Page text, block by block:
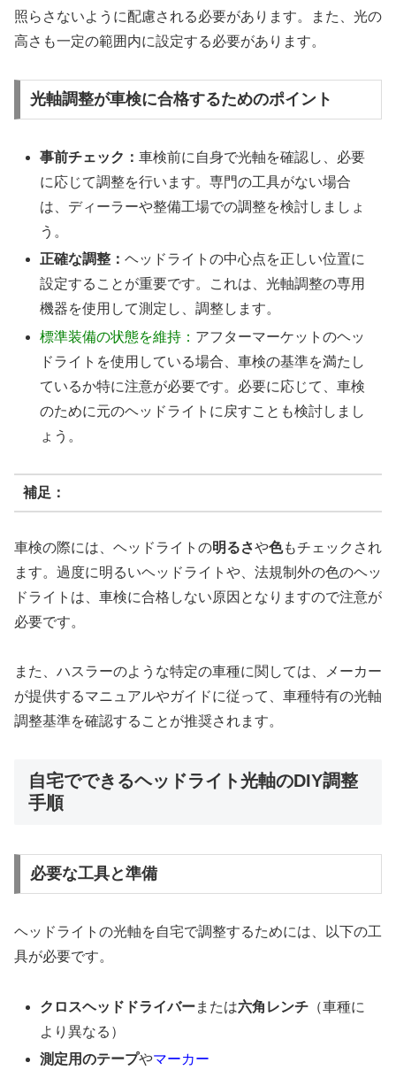
照らさないように配慮される必要があります。また、光の
高さも一定の範囲内に設定する必要があります。
光軸調整が車検に合格するためのポイント
事前チェック：車検前に自身で光軸を確認し、必要
に応じて調整を行います。専門の工具がない場合
は、ディーラーや整備工場での調整を検討しましょ
う。
正確な調整：ヘッドライトの中心点を正しい位置に
設定することが重要です。これは、光軸調整の専用
機器を使用して測定し、調整します。
標準装備の状態を維持： アフターマーケットのヘッ
ドライトを使用している場合、車検の基準を満たし
ているか特に注意が必要です。必要に応じて、車検
のために元のヘッドライトに戻すことも検討しまし
ょう。
補足：
車検の際には、ヘッドライトの明るさや色もチェックされ
ます。過度に明るいヘッドライトや、法規制外の色のヘッ
ドライトは、車検に合格しない原因となりますので注意が
必要です。
また、ハスラーのような特定の車種に関しては、メーカー
が提供するマニュアルやガイドに従って、車種特有の光軸
調整基準を確認することが推奨されます。
自宅でできるヘッドライト光軸のDIY調整
手順
必要な工具と準備
ヘッドライトの光軸を自宅で調整するためには、以下の工
具が必要です。
クロスヘッドドライバーまたは六角レンチ （車種に
より異なる）
測定用のテープやマーカー